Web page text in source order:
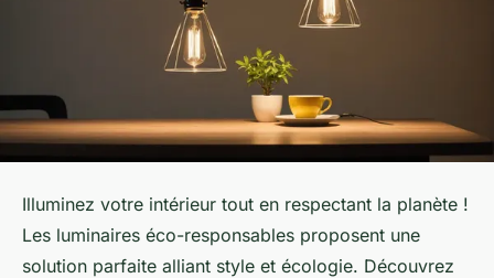
Illuminez votre intérieur tout en respectant la planète !
Les luminaires éco-responsables proposent une
solution parfaite alliant style et écologie. Découvrez